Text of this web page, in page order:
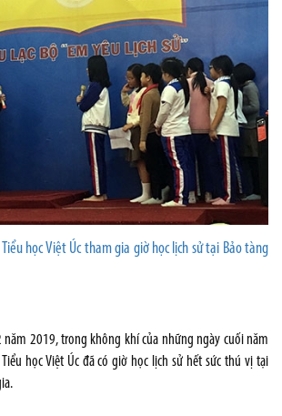
học Việt Úc tham gia giờ học lịch sử tại Bảo tàng
năm 2019, trong không khí của những ngày cuối năm
học Việt Úc đã có giờ học lịch sử hết sức thú vị tại